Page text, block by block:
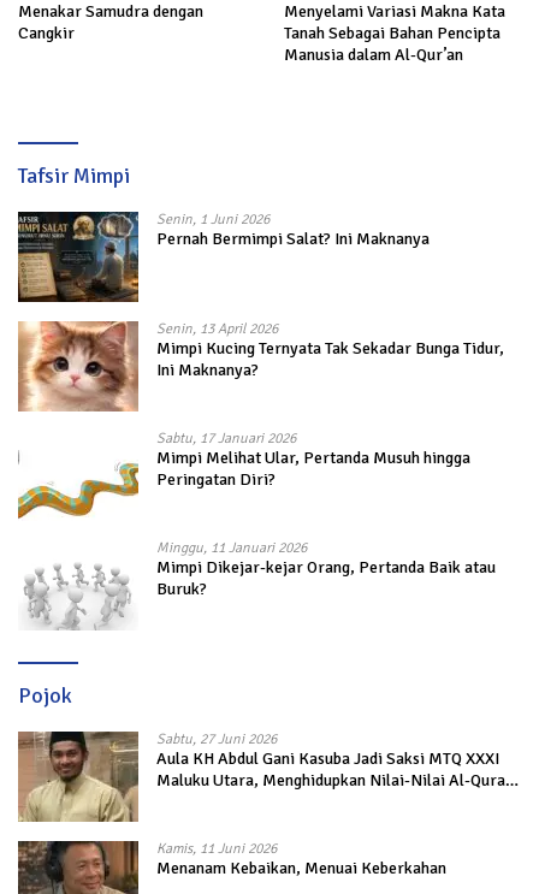
Menakar Samudra dengan
Cangkir
Menyelami Variasi Makna Kata
Tanah Sebagai Bahan Pencipta
Manusia dalam Al-Qur’an
Tafsir Mimpi
Senin, 1 Juni 2026
Pernah Bermimpi Salat? Ini Maknanya
Senin, 13 April 2026
Mimpi Kucing Ternyata Tak Sekadar Bunga Tidur,
Ini Maknanya?
Sabtu, 17 Januari 2026
Mimpi Melihat Ular, Pertanda Musuh hingga
Peringatan Diri?
Minggu, 11 Januari 2026
Mimpi Dikejar-kejar Orang, Pertanda Baik atau
Buruk?
Pojok
Sabtu, 27 Juni 2026
Aula KH Abdul Gani Kasuba Jadi Saksi MTQ XXXI
Maluku Utara, Menghidupkan Nilai-Nilai Al-Quran
Kamis, 11 Juni 2026
Menanam Kebaikan, Menuai Keberkahan